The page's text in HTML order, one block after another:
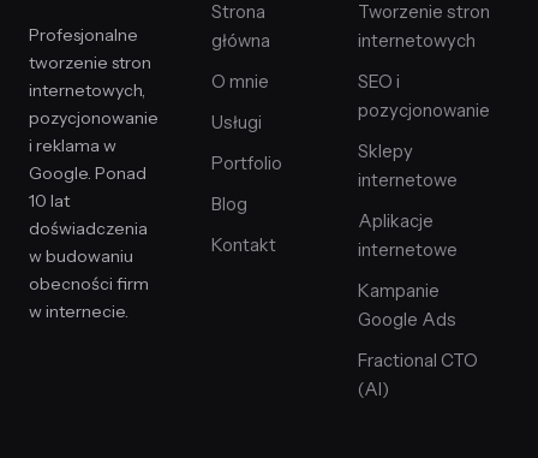
Profesjonalne
tworzenie stron
internetowych,
pozycjonowanie
i reklama w
Google. Ponad
10 lat
doświadczenia
w budowaniu
obecności firm
w internecie.
Strona
główna
O mnie
Usługi
Portfolio
Blog
Kontakt
Tworzenie stron
internetowych
SEO i
pozycjonowanie
Sklepy
internetowe
Aplikacje
internetowe
Kampanie
Google Ads
Fractional CTO
(AI)